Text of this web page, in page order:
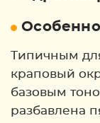
Типичным для
краповый
базовым
разбавлена